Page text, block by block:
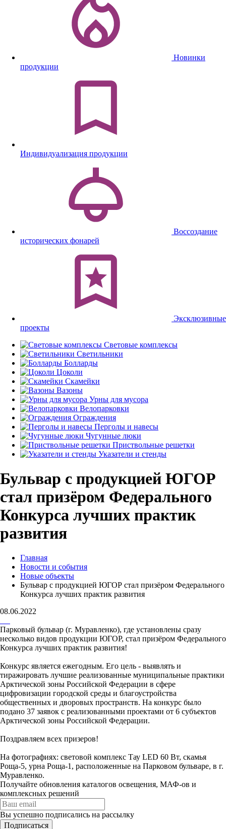
Новинки
продукции
Индивидуализация продукции
Воссоздание
исторических фонарей
Эксклюзивные
проекты
Световые комплексы
Светильники
Болларды
Цоколи
Скамейки
Вазоны
Урны для мусора
Велопарковки
Ограждения
Перголы и навесы
Чугунные люки
Приствольные решетки
Указатели и стенды
Бульвар с продукцией ЮГОР
стал призёром Федерального
Конкурса лучших практик
развития
Главная
Новости и события
Новые объекты
Бульвар с продукцией ЮГОР стал призёром Федерального
Конкурса лучших практик развития
08.06.2022
Парковый бульвар (г. Муравленко), где установлены сразу
несколько видов продукции ЮГОР, стал призёром Федерального
Конкурса лучших практик развития!
Конкурс является ежегодным. Его цель - выявлять и
тиражировать лучшие реализованные муниципальные практики
Арктической зоны Российской Федерации в сфере
цифровизации городской среды и благоустройства
общественных и дворовых пространств. На конкурс было
подано 37 заявок с реализованными проектами от 6 субъектов
Арктической зоны Российской Федерации.
Поздравляем всех призеров!
На фотографиях: световой комплекс Тау LED 60 Вт, скамья
Роща-5, урна Роща-1, расположенные на Парковом бульваре, в г.
Муравленко.
Получайте обновления каталогов освещения, МАФ-ов и
комплексных решений
Вы успешно подписались на рассылку
Подписаться